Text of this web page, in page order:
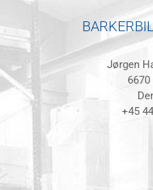
Jørgen
+45